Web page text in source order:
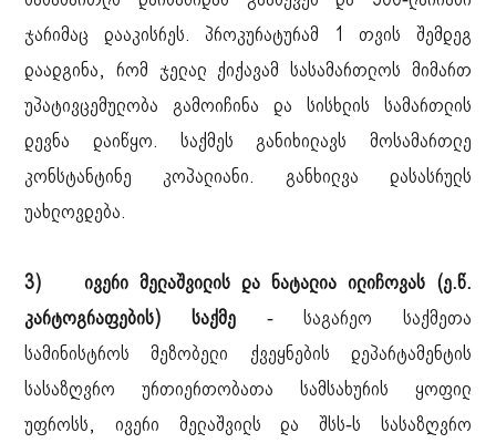
ჯარიმაც დააკისრეს. პროკურატურამ 1 თვის შემდეგ
დაადგინა, რომ ჯელალ ქიქავამ სასამართლოს მიმართ
უპატივცემულობა გამოიჩინა და სისხლის სამართლის
დევნა დაიწყო. საქმეს განიხილავს მოსამართლე
კონსტანტინე კოპალიანი. განხილვა დასასრულს
უახლოვდება.
3) ივერი მელაშვილის და ნატალია ილიჩოვას (ე.წ.
კარტოგრაფების) საქმე - საგარეო საქმეთა
სამინისტროს მეზობელი ქვეყნების დეპარტამენტის
სასაზღვრო ურთიერთობათა სამსახურის ყოფილ
უფროსს, ივერი მელაშვილს და შსს-ს სასაზღვრო